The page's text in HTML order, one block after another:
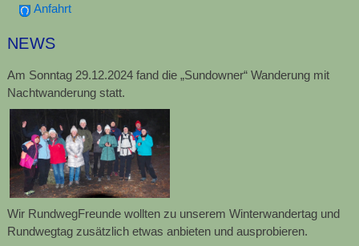
Anfahrt
NEWS
Am Sonntag 29.12.2024 fand die „Sundowner“ Wanderung mit
Nachtwanderung statt.
Wir RundwegFreunde wollten zu unserem Winterwandertag und
Rundwegtag zusätzlich etwas anbieten und ausprobieren.